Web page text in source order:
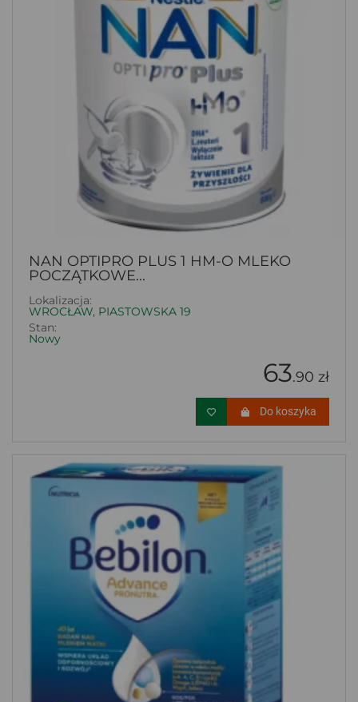
NAN OPTIPRO PLUS 1 HM-O MLEKO
POCZĄTKOWE...
Lokalizacja:
WROCŁAW, PIASTOWSKA 19
Stan:
Nowy
63.90 zł
Do koszyka